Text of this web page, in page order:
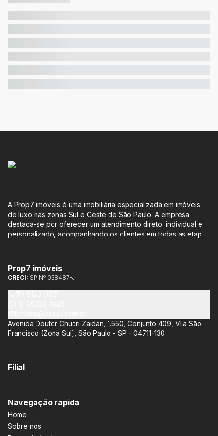
A Prop7 imóveis é uma imobiliária especializada em imóveis
de luxo nas zonas Sul e Oeste de São Paulo. A empresa
destaca-se por oferecer um atendimento direto, individual e
personalizado, acompanhando os clientes em todas as etapas
Lemann Imóveis, destaca-se o Isla by Cyrela, localizado em
Santo Amaro, que oferece apartamentos de 113 m² e 136 m²,
com opções de 3 ou 4 quartos e até 3 suítes. Esses imóveis
estão situados próximos ao Metrô e à Marginal Pinheiros,
Prop7 imóveis
CRECI: SP Nº 038487-J
Avenida Doutor Chucri Zaidan, 1.550, Conjunto 409, Vila São
Francisco (Zona Sul), São Paulo - SP - 04711-130
Filial
Navegação rápida
Home
Sobre nós